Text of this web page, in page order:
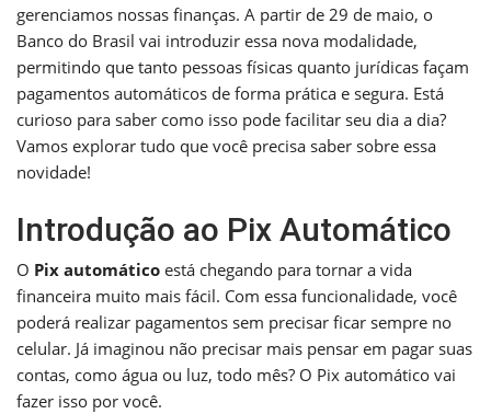
gerenciamos nossas finanças. A partir de 29 de maio, o
Banco do Brasil vai introduzir essa nova modalidade,
permitindo que tanto pessoas físicas quanto jurídicas façam
pagamentos automáticos de forma prática e segura. Está
curioso para saber como isso pode facilitar seu dia a dia?
Vamos explorar tudo que você precisa saber sobre essa
novidade!
Introdução ao Pix Automático
O Pix automático está chegando para tornar a vida
financeira muito mais fácil. Com essa funcionalidade, você
poderá realizar pagamentos sem precisar ficar sempre no
celular. Já imaginou não precisar mais pensar em pagar suas
contas, como água ou luz, todo mês? O Pix automático vai
fazer isso por você.